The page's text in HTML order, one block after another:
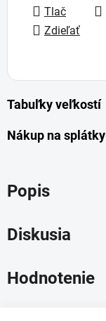
Tlač
Zdieľať
Tabuľky veľkostí
Nákup na splátky
Popis
Diskusia
Hodnotenie